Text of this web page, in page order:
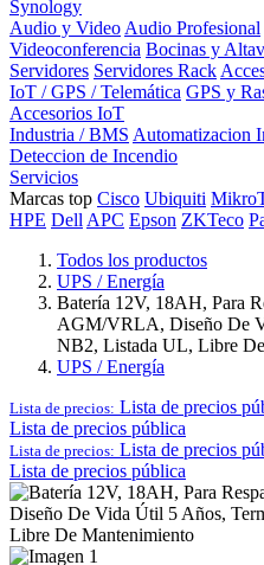
Synology
Audio y Video Audio Profesional
Videoconferencia Bocinas y
Servidores Servidores Rack
IoT / GPS / Telemática GPS y
Accesorios IoT
Industria / BMS Automatizacion
Deteccion de Incendio
Servicios
Marcas top Cisco Ubiquiti
HPE Dell APC Epson ZKTeco
Todos los productos
UPS / Energía
Batería 12V, 18AH, Para
AGM/VRLA, Diseño De
NB2, Listada UL, Libre
UPS / Energía
Lista de precios: Lista de precios
Lista de precios pública
Lista de precios: Lista de precios
Lista de precios pública